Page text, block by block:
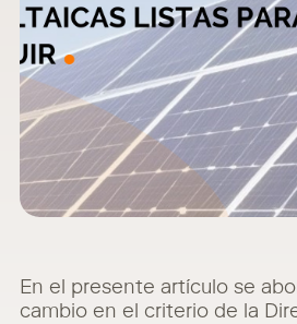
En el presente artículo se
cambio en el criterio de la